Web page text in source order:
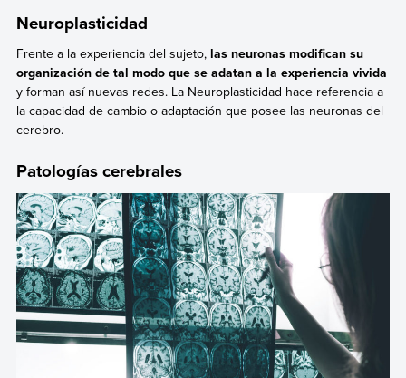
Neuroplasticidad
Frente a la experiencia del sujeto,las neuronas modifican su
organización de tal modo que se adatan a la experiencia vivida
y forman así nuevas redes. La Neuroplasticidad hace referencia a
la capacidad de cambio o adaptación que posee las neuronas del
cerebro.
Patologías cerebrales